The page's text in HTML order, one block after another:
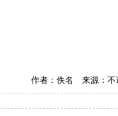
作者：佚名 来源：